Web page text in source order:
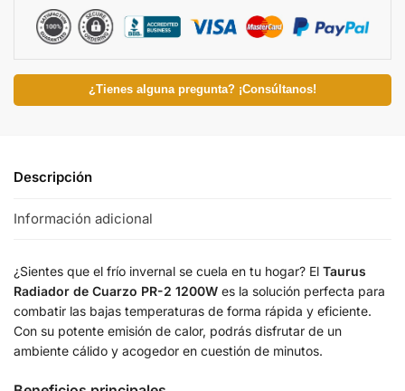
¿Tienes alguna pregunta? ¡Consúltanos!
Descripción
Información adicional
¿Sientes que el frío invernal se cuela en tu hogar? El Taurus
Radiador de Cuarzo PR-2 1200W es la solución perfecta para
combatir las bajas temperaturas de forma rápida y eficiente.
Con su potente emisión de calor, podrás disfrutar de un
ambiente cálido y acogedor en cuestión de minutos.